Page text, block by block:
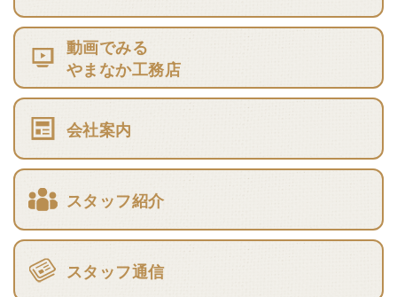
動画でみる
やまなか工務店
会社案内
スタッフ紹介
スタッフ通信